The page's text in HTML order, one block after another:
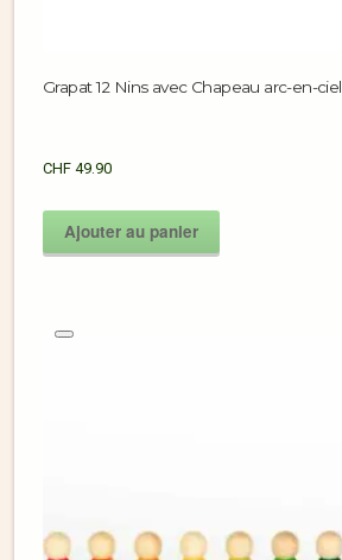
Grapat 12 Nins avec Chapeau arc-en-ciel
CHF 49.90
Ajouter au panier